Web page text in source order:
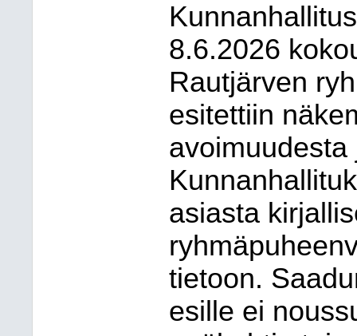
8.6.2026
Rautjärven
esitettiin
asiasta
tietoon.
esille ei